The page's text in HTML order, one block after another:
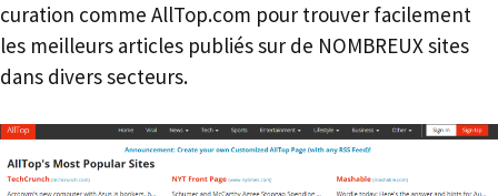
curation comme AllTop.com pour trouver facilement
les meilleurs articles publiés sur de NOMBREUX sites
dans divers secteurs.